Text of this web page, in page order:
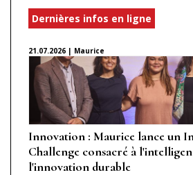
Dernières infos en ligne
21.07.2026 | Maurice
Innovation : Maurice lance un
Challenge consacré à
l'innovation durable